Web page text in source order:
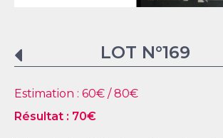
LOT N°169
Estimation : 60€ /80€
Résultat : 70€